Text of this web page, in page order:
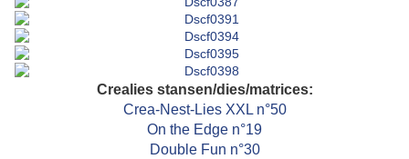
Crealies stansen/dies/matrices:
Crea-Nest-Lies XXL n°50
On the Edge n°19
Double Fun n°30